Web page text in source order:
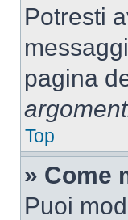
Potresti
pagina
Top
» Come
Puoi